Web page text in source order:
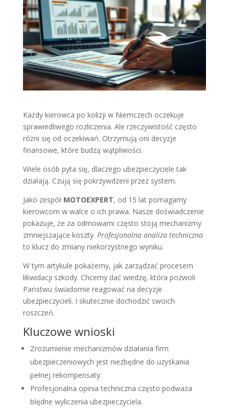
Każdy kierowca po kolizji w Niemczech oczekuje
sprawiedliwego rozliczenia. Ale rzeczywistość często
różni się od oczekiwań. Otrzymują oni decyzje
finansowe, które budzą wątpliwości.
Wiele osób pyta się, dlaczego ubezpieczyciele tak
działają. Czują się pokrzywdzeni przez system.
Jako zespół MOTOEXPERT, od 15 lat pomagamy
kierowcom w walce o ich prawa. Nasze doświadczenie
pokazuje, że za odmowami często stoją mechanizmy
zmniejszające koszty. Profesjonalna analiza techniczna
to klucz do zmiany niekorzystnego wyniku.
W tym artykule pokażemy, jak zarządzać procesem
likwidacji szkody. Chcemy dać wiedzę, która pozwoli
Państwu świadomie reagować na decyzje
ubezpieczycieli. I skutecznie dochodzić swoich
roszczeń.
Kluczowe wnioski
Zrozumienie mechanizmów działania firm
ubezpieczeniowych jest niezbędne do uzyskania
pełnej rekompensaty.
Profesjonalna opinia techniczna często podważa
błędne wyliczenia ubezpieczyciela.